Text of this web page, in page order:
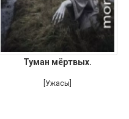
Туман мёртвых.
[Ужасы]